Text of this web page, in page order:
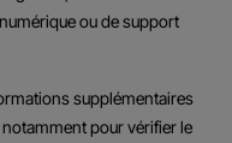
ou de support
supplémentaires
pour vérifier le